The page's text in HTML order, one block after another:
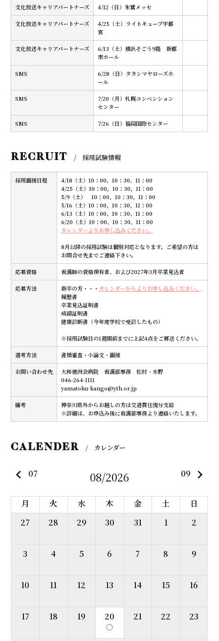
文化放送キャリアパートナーズ 4/12（日）朱鷺メッセ
文化放送キャリアパートナーズ
4/25（土）ライトキューブ宇都
宮
文化放送キャリアパートナーズ
6/13（土）横浜そごう9階 新都
市ホール
SMS
6/28（日）タカシマヤローズホ
ール
SMS
7/20（月）札幌コンベンション
センター
SMS 7/26（日）福岡国際センター
RECRUIT / 採用試験情報
採用面接日程
4/18（土）10：00、10：30、11：00
4/25（土）10：00，10：30，11：00
5/9（土） 10：00，10：30，11：00
5/16（土）10：00，10：30，11：00
6/13（土）10：00、10：30、11：00
6/20（土）10：00、10：30、11：00
カレンダーよりお申し込みください。
8月以降の採用試験は個別対応となります。ご希望の方は
お問合せ先までご連絡下さい。
応募資格 看護師の資格保有者、および2027年3月卒業見込者
応募方法 新卒の方・・・ カレンダーからよりお申し込みください。
履歴書
卒業見込証明書
成績証明書
健康診断書（今年度学校で受診したもの）
※採用試験日の1週間前までに上記4点をご郵送ください。
選考方法 書類審査・小論文・面接
お問い合わせ先
大和徳洲会病院 看護部事務 松村・水野
046-264-1111
yamatoku-kango@yth.or.jp
備考
神奈川県外からお越しの方は交通費往復分支給
※詳細は、お申込み後に看護部事務より連絡いたします。
CALENDER / カレンダー
keyboard_arrow_left 07 08/2026 09 keyboard_arrow_right
月 火 水 木 金 土
日
27
28 29 30 31 1 2
3 4 5 6 7 8 9
10 11 12 13 14 15 16
17 18 19 20
panorama_fish_eye
21 22 23